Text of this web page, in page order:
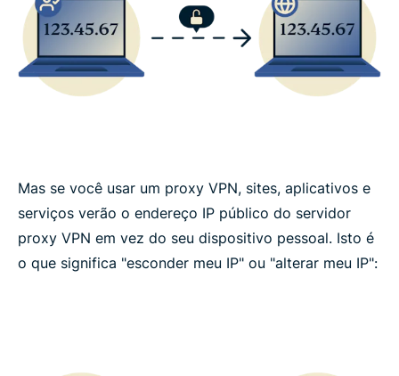
Mas se você usar um proxy VPN, sites, aplicativos e
serviços verão o endereço IP público do servidor
proxy VPN em vez do seu dispositivo pessoal. Isto é
o que significa "esconder meu IP" ou "alterar meu IP":